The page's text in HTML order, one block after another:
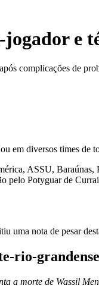
e
complicações de
em diversos times de
ASSU, Baraúnas,
pelo Potyguar de
uma nota de pesar
rio-
a morte de Wassil